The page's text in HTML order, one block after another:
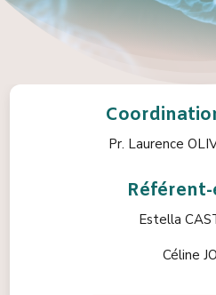
Pr. Laurence
Référent-
Estella
Céline